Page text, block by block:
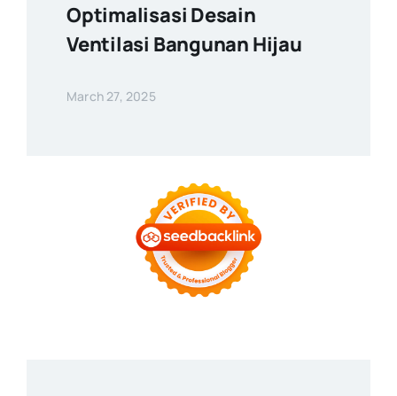
Optimalisasi Desain
Ventilasi Bangunan Hijau
March 27, 2025